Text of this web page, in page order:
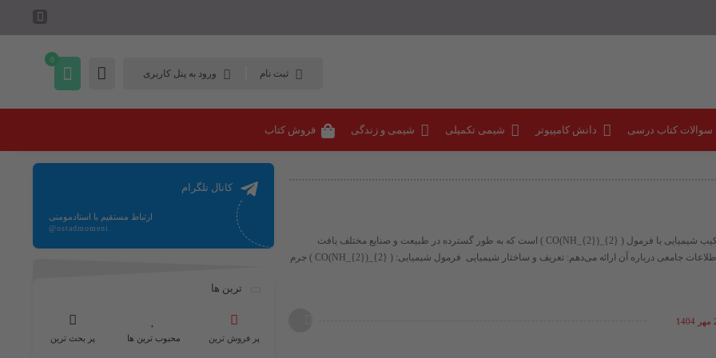
ثبت نام ورود به پنل کاربری
0
سوالات کتاب درسی دانش کامپیوتر شیمی تکمیلی شیمی و زندگی فروش کتاب
اوره (Urea) یک ترکیب شیمیایی با فرمول ​( CO(NH_{2})_{2} )​ است که به طور گسترده در طبیعت و صنایع مختلف یافت
می‌شود. در ادامه اطلاعات جامعی درباره آن ارائه می‌دهم: تعریف و ساختار شیمیایی فرمول شیمیایی: ​( CO(NH_{2})_{2} )​ جرم
کانال تلگرام
ارتباط مستقیم با استادمومنی
@ostadmomeni
ترین ها
پر فروش ترین محبوب ترین ها پر بحث ترین